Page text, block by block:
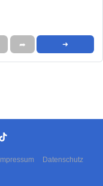
➦ ➜
Impressum Datenschutz